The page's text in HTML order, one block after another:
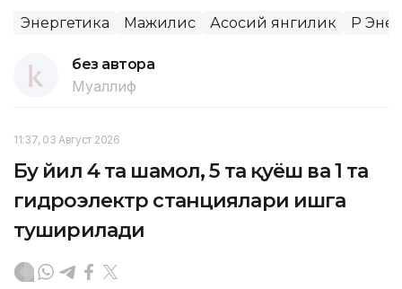
Энергетика Мажилис Асосий янгилик ҚР
без автора
Муаллиф
11:37, 03 Август 2026
Бу йил 4 та шамол, 5 та қуёш ва 1 та
гидроэлектр станциялари ишга
туширилади